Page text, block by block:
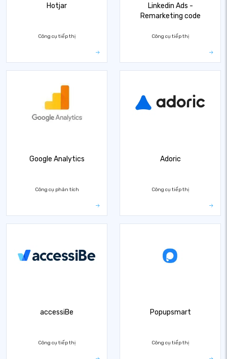
Hotjar
Công cụ tiếp thị
Linkedin Ads -
Remarketing code
Công cụ tiếp thị
Google Analytics
Công cụ phân tích
Adoric
Công cụ tiếp thị
accessiBe
Công cụ tiếp thị
Popupsmart
Công cụ tiếp thị